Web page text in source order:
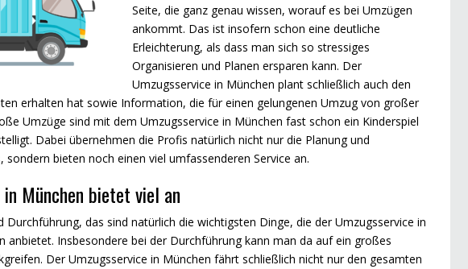
Seite, die ganz genau wissen, worauf es bei Umzügen
ankommt. Das ist insofern schon eine deutliche
Erleichterung, als dass man sich so stressiges
Organisieren und Planen ersparen kann. Der
Umzugsservice in München plant schließlich auch den
erhalten hat sowie Information, die für einen gelungenen Umzug von großer
Umzüge sind mit dem Umzugsservice in München fast schon ein Kinderspiel
Dabei übernehmen die Profis natürlich nicht nur die Planung und
sondern bieten noch einen viel umfassenderen Service an.
München bietet viel an
Durchführung, das sind natürlich die wichtigsten Dinge, die der Umzugsservice in
anbietet. Insbesondere bei der Durchführung kann man da auf ein großes
Der Umzugsservice in München fährt schließlich nicht nur den gesamten